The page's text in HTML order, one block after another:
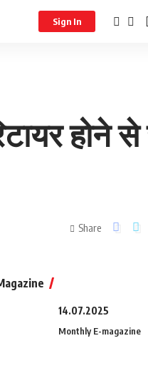
Sign In
होने से
Share
14.07.2025
Monthly E-magazine